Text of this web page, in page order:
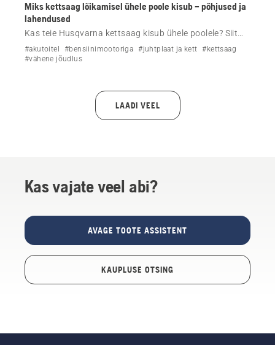
Miks kettsaag lõikamisel ühele poole kisub – põhjused ja
lahendused
Kas teie Husqvarna kettsaag kisub ühele poolele? Siit
leiate levinumad põhjused – nüri kett, kulunud juhtplaat,
vale pingutus – ja kuidas neid probleeme sirgete ja
#akutoitel #bensiinimootoriga #juhtplaat ja kett
#kettsaag
#vähene jõudlus
LAADI VEEL
Kas vajate veel abi?
AVAGE TOOTE ASSISTENT
KAUPLUSE OTSING